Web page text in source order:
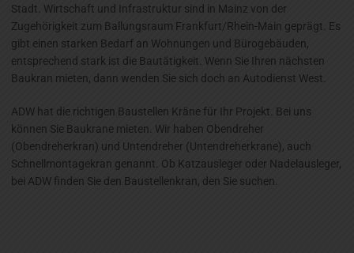
Stadt. Wirtschaft und Infrastruktur sind in Mainz von der
Zugehörigkeit zum Ballungsraum Frankfurt/Rhein-Main geprägt. Es
gibt einen starken Bedarf an Wohnungen und Bürogebäuden,
entsprechend stark ist die Bautätigkeit. Wenn Sie Ihren nächsten
Baukran mieten, dann wenden Sie sich doch an Autodienst West.
ADW hat die richtigen Baustellen Kräne für Ihr Projekt. Bei uns
können Sie Baukrane mieten. Wir haben Obendreher
(Obendreherkran) und Untendreher (Untendreherkrane), auch
Schnellmontagekran genannt. Ob Katzausleger oder Nadelausleger,
bei ADW finden Sie den Baustellenkran, den Sie suchen.